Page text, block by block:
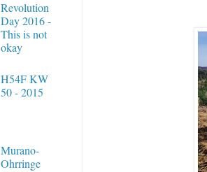
Revolution
Day 2016 -
This is not
okay
H54F KW
50 - 2015
Murano-
Ohrringe